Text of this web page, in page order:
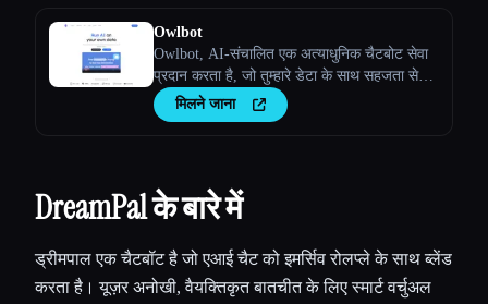
Owlbot
Owlbot, AI-संचालित एक अत्याधुनिक चैटबोट सेवा
प्रदान करता है, जो तुम्हारे डेटा के साथ सहजता से
इंटीग्रेट हो जाती है, ताकि तुम्हेंं, तुम्हारे ग्राहकों या
तुम्हारी टीम को तुरंत प्रतिसाद मिले।
मिलने जाना
DreamPal के बारे में
ड्रीमपाल एक चैटबॉट है जो एआई चैट को इमर्सिव रोलप्ले के साथ ब्लेंड
करता है। यूज़र अनोखी, वैयक्तिकृत बातचीत के लिए स्मार्ट वर्चुअल